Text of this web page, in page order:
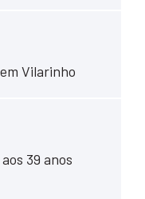
Vilarinho
39 anos